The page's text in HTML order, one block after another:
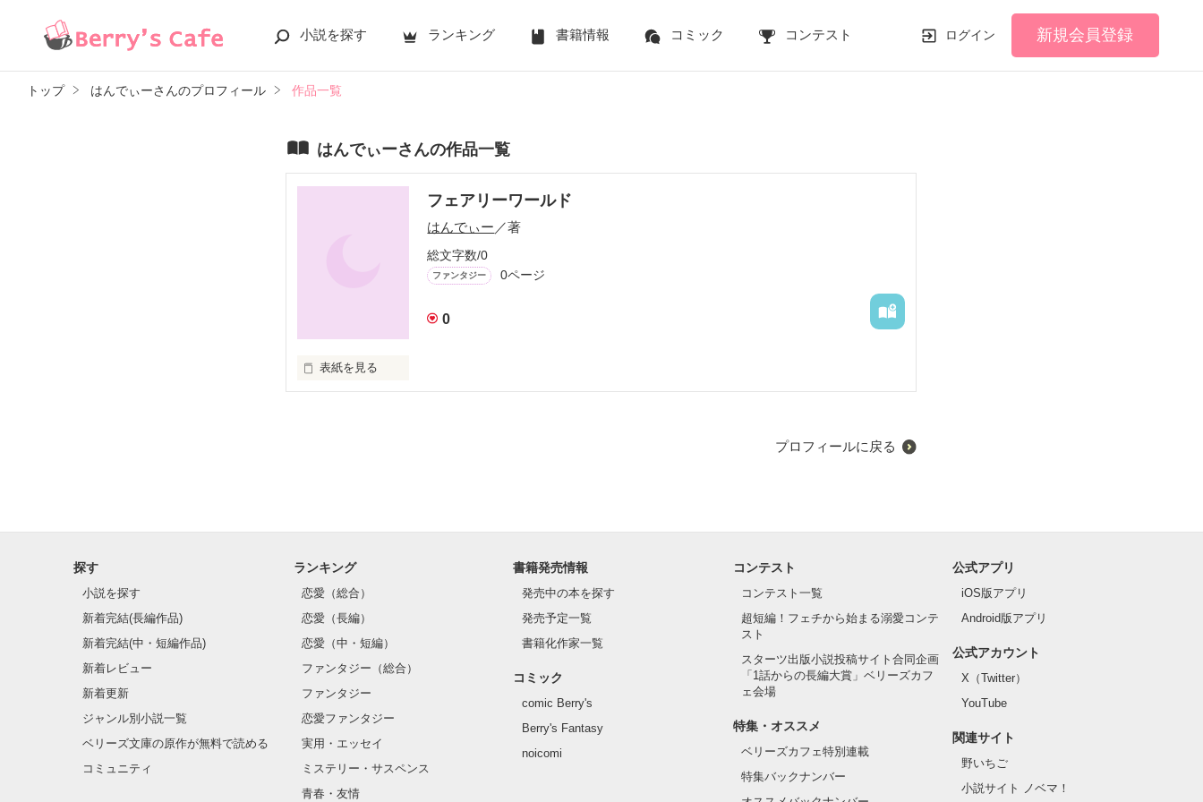
小説を探す ランキング 書籍情報 コミック コンテスト ログイン 新規会員登録
トップ はんでぃーさんのプロフィール 作品一覧
はんでぃーさんの作品一覧
フェアリーワールド
はんでぃー ／著
総文字数/0
ファンタジー 0ページ
0
表紙を見る
プロフィールに戻る
探す
小説を探す
新着完結(長編作品)
新着完結(中・短編作品)
新着レビュー
新着更新
ジャンル別小説一覧
ベリーズ文庫の原作が無料で読める
コミュニティ
ランキング
恋愛（総合）
恋愛（長編）
恋愛（中・短編）
ファンタジー（総合）
ファンタジー
恋愛ファンタジー
実用・エッセイ
ミステリー・サスペンス
青春・友情
書籍発売情報
発売中の本を探す
発売予定一覧
書籍化作家一覧
コミック
comic Berry's
Berry's Fantasy
noicomi
コンテスト
コンテスト一覧
超短編！フェチから始まる溺愛コンテ
スト
スターツ出版小説投稿サイト合同企画
「1話からの長編大賞」ベリーズカフ
ェ会場
特集・オススメ
ベリーズカフェ特別連載
特集バックナンバー
公式アプリ
iOS版アプリ
Android版アプリ
公式アカウント
X（Twitter）
YouTube
関連サイト
野いちご
小説サイト ノベマ！